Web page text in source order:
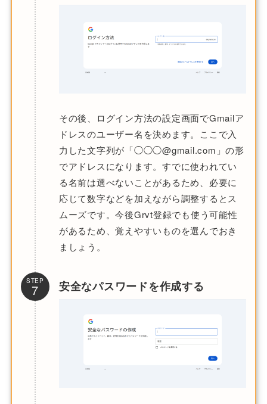
その後、ログイン方法の設定画面でGmailア
ドレスのユーザー名を決めます。ここで入
力した文字列が「◯◯◯@gmail.com」の形
でアドレスになります。すでに使われてい
る名前は選べないことがあるため、必要に
応じて数字などを加えながら調整するとス
ムーズです。今後Grvt登録でも使う可能性
があるため、覚えやすいものを選んでおき
ましょう。
STEP
7 安全なパスワードを作成する